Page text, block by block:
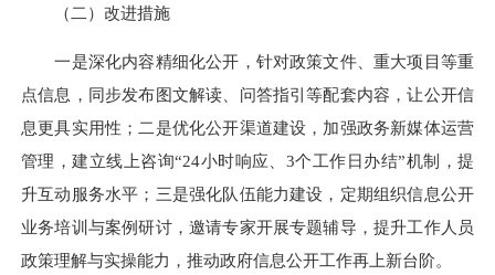
（二）改进措施
一是深化内容精细化公开，针对政策文件、重大项目等重
点信息，同步发布图文解读、问答指引等配套内容，让公开信
息更具实用性；二是优化公开渠道建设，加强政务新媒体运营
管理，建立线上咨询“24小时响应、3个工作日办结”机制，提
升互动服务水平；三是强化队伍能力建设，定期组织信息公开
业务培训与案例研讨，邀请专家开展专题辅导，提升工作人员
政策理解与实操能力，推动政府信息公开工作再上新台阶。